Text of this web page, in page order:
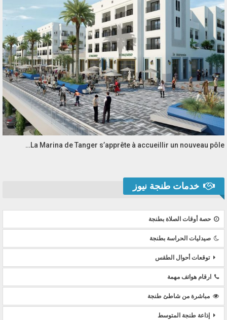
La Marina de Tanger s’apprête à accueillir un nouveau pôle…
خدمات طنجة نيوز
حصة أوقات الصلاة بطنجة
صيدليات الحراسة بطنجة
توقعات أحوال الطقس
ارقام هواتف مهمة
مباشرة من شاطئ طنجة
إذاعة طنجة المتوسط